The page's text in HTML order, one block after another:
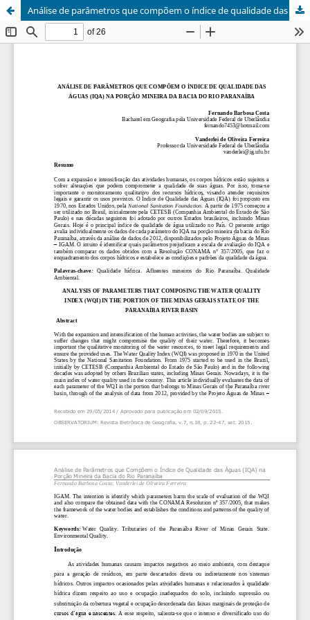
Análise de parâmetros que compõem o índice de qualidade das águas (IQA) na porção mineira da Bacia do Rio Paranaíba / Analysis of parameters that composing the water quality index (WQIi) in the portion of the Minas Gerais State of the Paranaíba River Basin